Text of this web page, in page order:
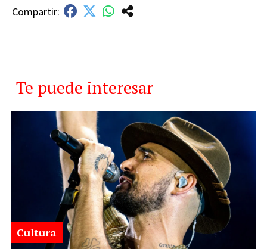
Te puede interesar
Cultura